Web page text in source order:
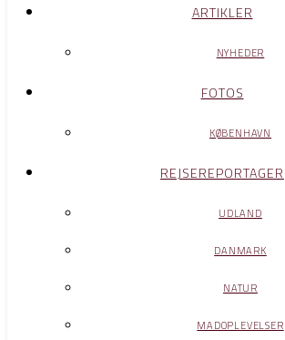
ARTIKLER
NYHEDER
FOTOS
KØBENHAVN
REJSEREPORTAGER
UDLAND
DANMARK
NATUR
MADOPLEVELSER